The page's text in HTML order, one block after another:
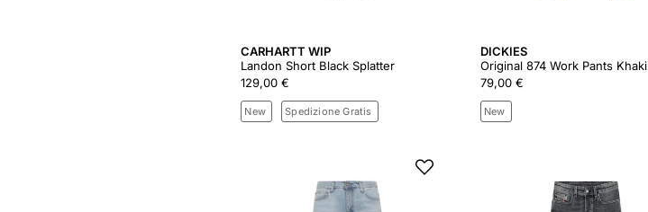
CARHARTT WIP
Landon Short Black Splatter
129,00 €
New Spedizione Gratis
DICKIES
Original 874 Work Pants Khaki
79,00 €
New